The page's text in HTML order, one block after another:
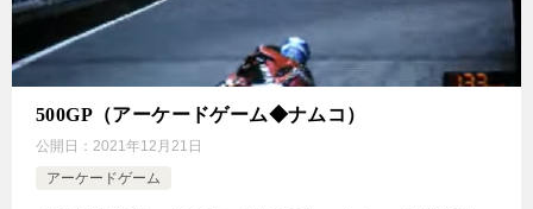
500GP（アーケードゲーム◆ナムコ）
公開日： 2021年12月21日
アーケードゲーム